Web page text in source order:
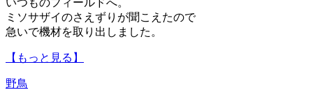
ミソサザイのさえずりが聞こえたので
急いで機材を取り出しました。
【もっと見る】
野鳥